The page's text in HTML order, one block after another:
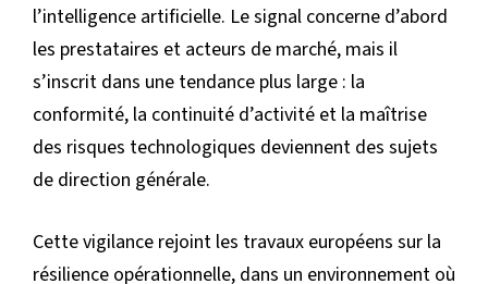
l’intelligence artificielle. Le signal concerne d’abord
les prestataires et acteurs de marché, mais il
s’inscrit dans une tendance plus large : la
conformité, la continuité d’activité et la maîtrise
des risques technologiques deviennent des sujets
de direction générale.
Cette vigilance rejoint les travaux européens sur la
résilience opérationnelle, dans un environnement où